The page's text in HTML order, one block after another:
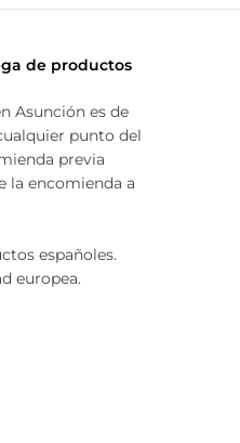
de productos
Asunción es de
punto del
previa
la encomienda a
españoles.
europea.